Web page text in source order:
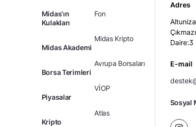
Midas'ın
Kulakları
Midas Akademi
Borsa Terimleri
Piyasalar
Kripto
Fon
Midas Kripto
Avrupa Borsaları
VİOP
Atlas
Adres
Daire:3
E-mail
Sosyal